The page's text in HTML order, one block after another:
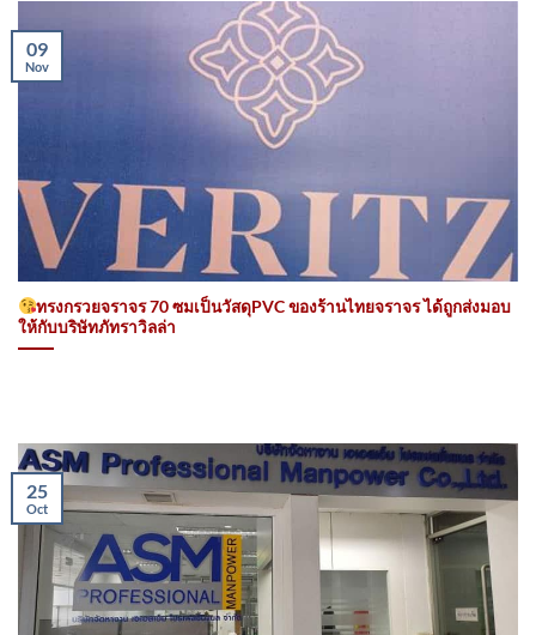
ทรงกรวยจราจร 70 ซมเป็นวัสดุPVC ของร้านไทยจราจร ได้ถูกส่งมอบ
ให้กับบริษัทภัทราวิลล่า
09
Nov
25
Oct